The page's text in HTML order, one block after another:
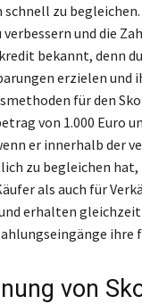
schnell zu
und die
bekannt, denn
erzielen und
für den
von 1.000 Euro
er innerhalb der
zu begleichen hat,
als auch für
erhalten
von